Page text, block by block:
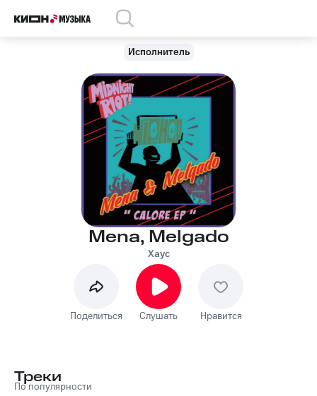
Исполнитель
Mena, Melgado
Хаус
Поделиться Слушать Нравится
Треки
По популярности